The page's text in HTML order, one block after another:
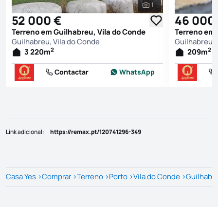
Ver todas as
1
52 000 €
Terreno em Guilhabreu, Vila do Conde
Guilhabreu, Vila do Conde
3 220m2
Contactar WhatsApp
46 000
Terreno em
Guilhabreu,
209m2
Link adicional: https://remax.pt/120741296-349
Casa Yes >Comprar >Terreno >Porto >Vila do Conde >